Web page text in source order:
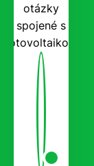
otázky
spojené s
fotovoltaikou.